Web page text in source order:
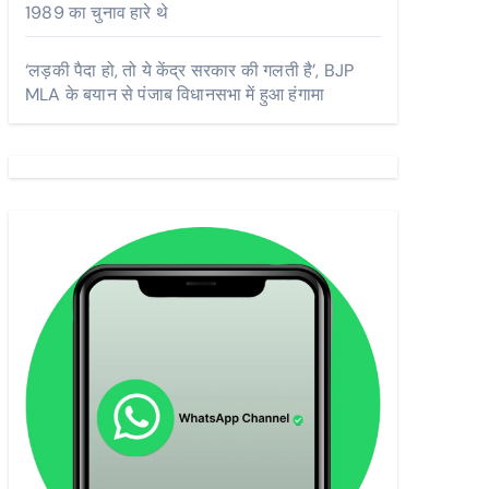
1989 का चुनाव हारे थे
‘लड़की पैदा हो, तो ये केंद्र सरकार की गलती है’, BJP
MLA के बयान से पंजाब विधानसभा में हुआ हंगामा